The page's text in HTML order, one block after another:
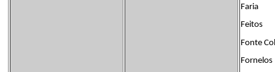
Faria
Feitos
Fonte
Fornelos